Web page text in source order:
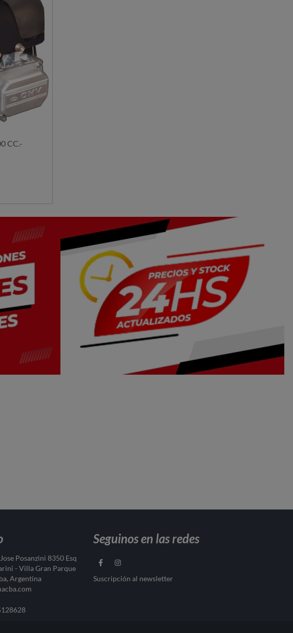
CC.-
Posanzini 8350 Esq
- Villa Gran Parque
Argentina
Seguinos en las redes
Suscripción al newsletter